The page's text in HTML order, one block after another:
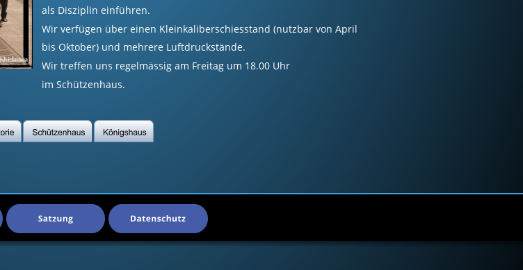
als Disziplin einführen.
Wir verfügen über einen Kleinkaliberschiesstand (nutzbar von April
bis Oktober) und mehrere Luftdruckstände.
Wir treffen uns regelmässig am Freitag um 18.00 Uhr
im Schützenhaus.